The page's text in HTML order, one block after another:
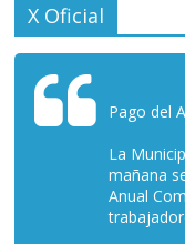
X Oficial
Pago del
La
mañana
Anual